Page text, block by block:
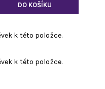
k této položce.
k této položce.